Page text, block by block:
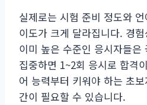
실제로는 시험 준비 정도와
이도가 크게 달라집니다. 경
이미 높은 수준인 응시자들은
집중하면 1~2회 응시로 합격
어 능력부터 키워야 하는 초
간이 필요할 수 있습니다.